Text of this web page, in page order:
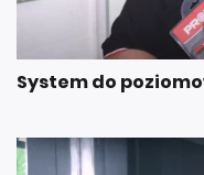
System do